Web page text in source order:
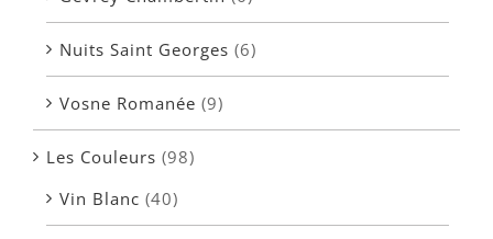
Nuits Saint Georges (6)
Vosne Romanée (9)
Les Couleurs (98)
Vin Blanc (40)